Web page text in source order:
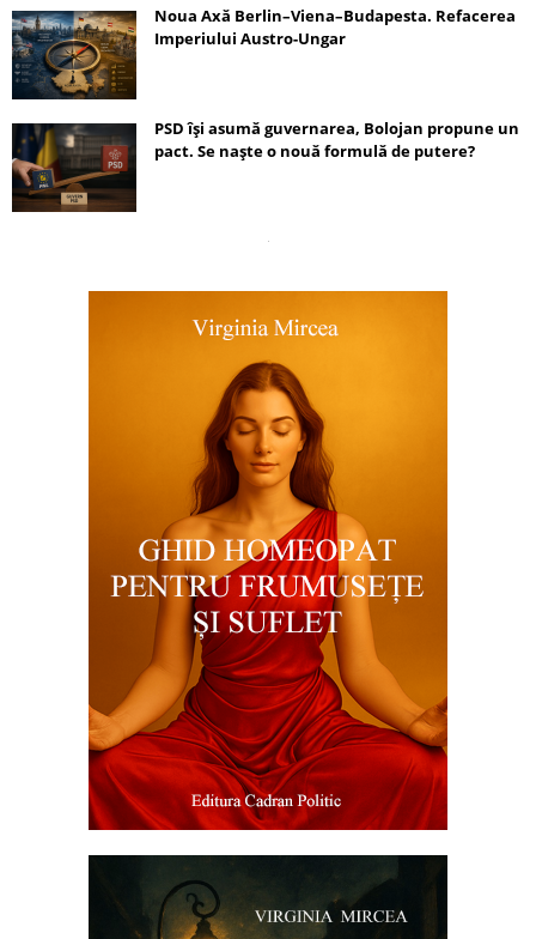
Noua Axă Berlin–Viena–Budapesta. Refacerea
Imperiului Austro-Ungar
PSD își asumă guvernarea, Bolojan propune un
pact. Se naște o nouă formulă de putere?